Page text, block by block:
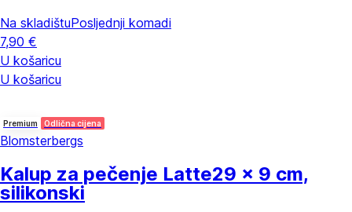
Na skladištuPosljednji komadi
7,90 €
U košaricu
U košaricu
Premium Odlična cijena
Blomsterbergs
Kalup za pečenje Latte29 x 9 cm,
silikonski